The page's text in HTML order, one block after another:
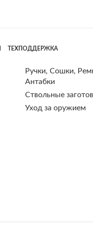
ТЕХПОДДЕРЖКА
Ручки, Сошки,
Антабки
Ствольные
Уход за оружием